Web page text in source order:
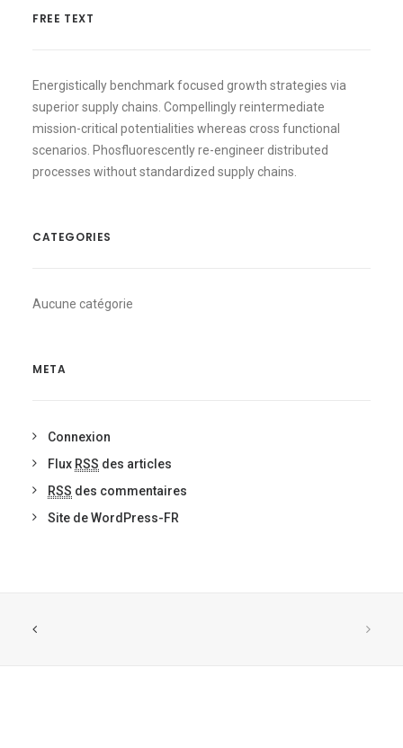
FREE TEXT
Energistically benchmark focused growth strategies via
superior supply chains. Compellingly reintermediate
mission-critical potentialities whereas cross functional
scenarios. Phosfluorescently re-engineer distributed
processes without standardized supply chains.
CATEGORIES
Aucune catégorie
META
Connexion
Flux RSS des articles
RSS des commentaires
Site de WordPress-FR